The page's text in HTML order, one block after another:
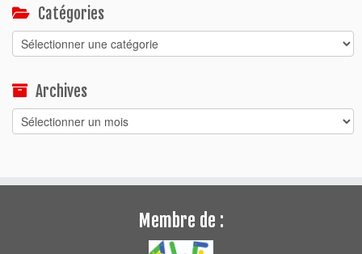
Catégories
Catégories
Archives
Archives
Membre de :